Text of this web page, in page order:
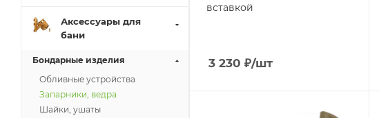
вставкой
3 230 ₽/шт
Аксессуары для
бани
Бондарные изделия
Обливные устройства
Запарники, ведра
Шайки, ушаты